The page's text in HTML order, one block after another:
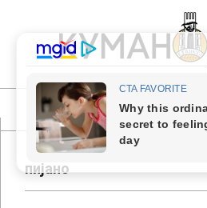
content
КУМАНОВСКИ
МУАБЕТИ
Primary
Navigation
Menuпијано